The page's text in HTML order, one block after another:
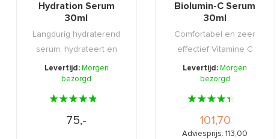
Hydration Serum
30ml
Langdurig hydraterend
serum, hydrateert en
voedt de huid van ...
Levertijd: Morgen
bezorgd
75,-
Biolumin-C Serum
30ml
Comfortabel en zeer
effectief Vitamine C
serum welke uw huid ...
Levertijd: Morgen
bezorgd
101,70
Adviesprijs: 113,00